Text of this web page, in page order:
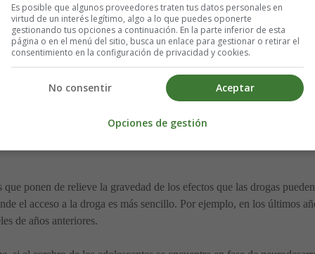
es una afirmación casi de sentido común. El grado de
sobre todo si la sustancia en cuestión tiene un efecto placentero en
varios artículos en los que se prueba que en la adolescencia,
durante la adolescencia estos circuitos cerebrales se
no es extraño que la experimentación y el abuso sean
ponen de relieve la gravedad de los efectos que las drogas
el acceso a la droga es más sencillo. Por ejemplo, en los últimos
de años anteriores.
Es posible que algunos proveedores traten tus datos personales en
virtud de un interés legítimo, algo a lo que puedes oponerte
gestionando tus opciones a continuación. En la parte inferior de esta
página o en el menú del sitio, busca un enlace para gestionar o retirar el
consentimiento en la configuración de privacidad y cookies.
Aceptar
No consentir
Opciones de gestión